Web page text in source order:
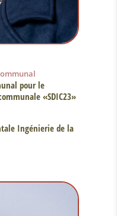
pour le
«SDIC23»
Ingénierie de la